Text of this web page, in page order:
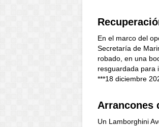
En el marco del
Secretaría de
robado, en una
resguardada para
***18 diciembre
Arrancones
Un Lamborghini